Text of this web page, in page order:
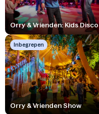
Orry & Vrienden: Kids Disco
Inbegrepen
Orry & Vrienden Show